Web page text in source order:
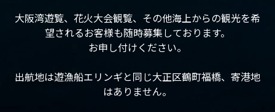
大阪湾遊覧、花火大会観覧、その他海上からの観光を希
望されるお客様も随時募集しております。
お申し付けください。
出航地は遊漁船エリンギと同じ大正区鶴町福橋、寄港地
はありません。